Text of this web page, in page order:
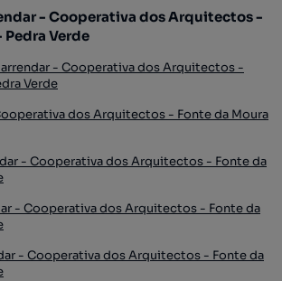
- Cooperativa dos Arquitectos -
Pedra Verde
- Cooperativa dos Arquitectos -
Verde
dos Arquitectos - Fonte da Moura
- Cooperativa dos Arquitectos - Fonte da
- Cooperativa dos Arquitectos - Fonte da
- Cooperativa dos Arquitectos - Fonte da